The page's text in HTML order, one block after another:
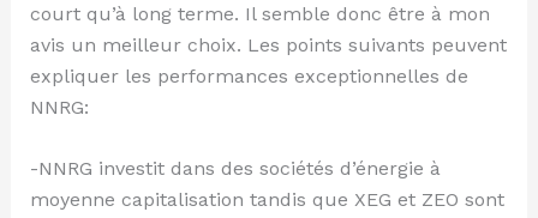
court qu’à long terme. Il semble donc être à mon
avis un meilleur choix. Les points suivants peuvent
expliquer les performances exceptionnelles de
NNRG:
-NNRG investit dans des sociétés d’énergie à
moyenne capitalisation tandis que XEG et ZEO sont